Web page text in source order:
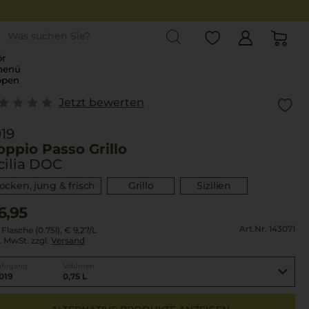
Jetzt bewerten
Passo Grillo
DOC
jung & frisch Grillo Sizilien
(0.75l), € 9,27/L
MwSt. zzgl. Versand
Art.Nr. 143071
0,75 L